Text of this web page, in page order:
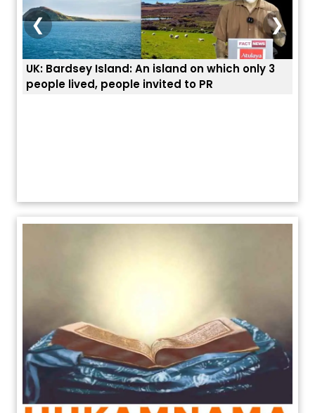
UK: Bardsey Island: An island on which only 3
people lived, people invited to PR
❮ ❯